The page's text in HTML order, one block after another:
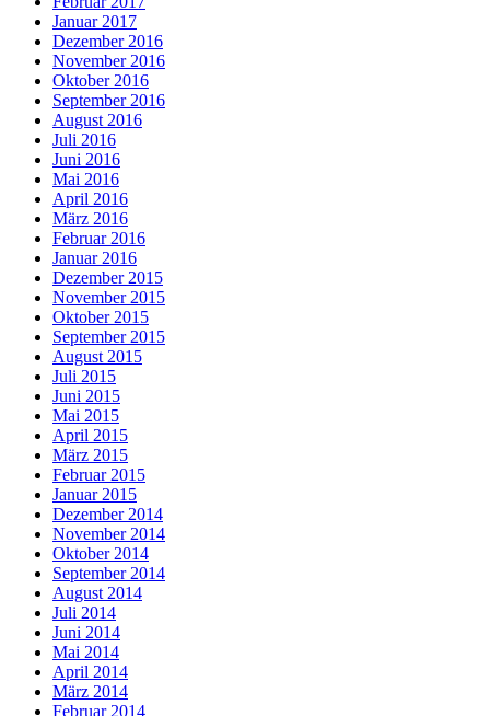
Januar 2017
Dezember 2016
November 2016
Oktober 2016
September 2016
August 2016
Juli 2016
Juni 2016
Mai 2016
April 2016
März 2016
Februar 2016
Januar 2016
Dezember 2015
November 2015
Oktober 2015
September 2015
August 2015
Juli 2015
Juni 2015
Mai 2015
April 2015
März 2015
Februar 2015
Januar 2015
Dezember 2014
November 2014
Oktober 2014
September 2014
August 2014
Juli 2014
Juni 2014
Mai 2014
April 2014
März 2014
Februar 2014